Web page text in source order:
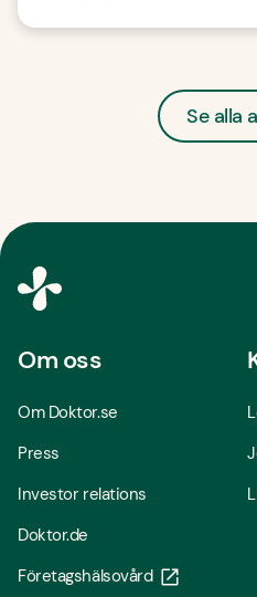
Se alla
Om oss
Om Doktor.se
Press
Investor relations
Doktor.de
Företagshälsovård